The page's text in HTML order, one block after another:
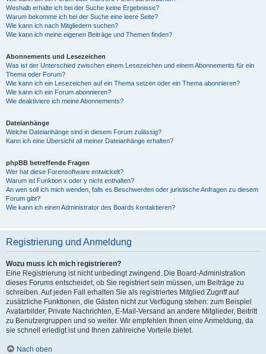
Weshalb erhalte ich bei der Suche keine Ergebnisse?
Warum bekomme ich bei der Suche eine leere Seite?
Wie kann ich nach Mitgliedern suchen?
Wie kann ich meine eigenen Beiträge und Themen finden?
Abonnements und Lesezeichen
Was ist der Unterschied zwischen einem Lesezeichen und einem Abonnements für ein
Thema oder Forum?
Wie kann ich ein Lesezeichen auf ein Thema setzen oder ein Thema abonnieren?
Wie kann ich ein Forum abonnieren?
Wie deaktiviere ich meine Abonnements?
Dateianhänge
Welche Dateianhänge sind in diesem Forum zulässig?
Kann ich eine Übersicht all meiner Dateianhänge erhalten?
phpBB betreffende Fragen
Wer hat diese Forensoftware entwickelt?
Warum ist Funktion x oder y nicht enthalten?
An wen soll ich mich wenden, falls es Beschwerden oder juristische Anfragen zu diesem
Forum gibt?
Wie kann ich einen Administrator des Boards kontaktieren?
Registrierung und Anmeldung
Wozu muss ich mich registrieren?
Eine Registrierung ist nicht unbedingt zwingend. Die Board-Administration
dieses Forums entscheidet, ob Sie registriert sein müssen, um Beiträge zu
schreiben. Auf jeden Fall erhalten Sie als registriertes Mitglied Zugriff auf
zusätzliche Funktionen, die Gästen nicht zur Verfügung stehen: zum Beispiel
Avatarbilder, Private Nachrichten, E-Mail-Versand an andere Mitglieder, Beitritt
zu Benutzergruppen und so weiter. Wir empfehlen Ihnen eine Anmeldung, da
sie schnell erledigt ist und Ihnen zahlreiche Vorteile bietet.
Nach oben